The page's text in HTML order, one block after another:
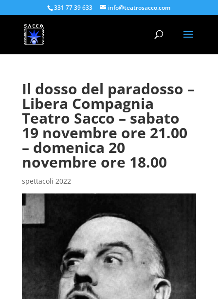
331 77 39 633 info@teatrosacco.com
Il dosso del paradosso –
Libera Compagnia
Teatro Sacco – sabato
19 novembre ore 21.00
– domenica 20
novembre ore 18.00
spettacoli 2022